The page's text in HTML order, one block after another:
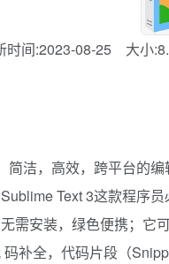
时间:2023-08-25 大小
简洁，高效，跨平台的
Text 3这款程序
需安装，绿色便携；它
补全，代码片段（